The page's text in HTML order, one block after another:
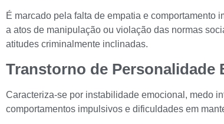
É marcado pela falta de empatia e comportamento
a atos de manipulação ou violação das normas
atitudes criminalmente inclinadas.
Transtorno de Personalidade
Caracteriza-se por instabilidade emocional, medo
comportamentos impulsivos e dificuldades em